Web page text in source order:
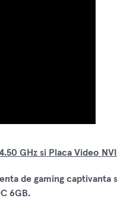
GHz si Placa Video
de gaming
6GB.